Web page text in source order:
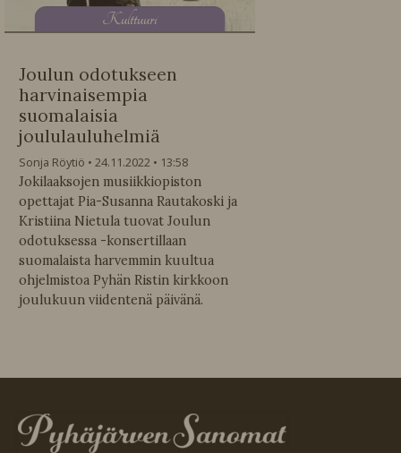
Kulttuuri
Joulun odotukseen
harvinaisempia
suomalaisia
joululauluhelmiä
Sonja Röytiö 24.11.2022
13:58
Jokilaaksojen musiikkiopiston
opettajat Pia-Susanna Rautakoski ja
Kristiina Nietula tuovat Joulun
odotuksessa -konsertillaan
suomalaista harvemmin kuultua
ohjelmistoa Pyhän Ristin kirkkoon
joulukuun viidentenä päivänä.